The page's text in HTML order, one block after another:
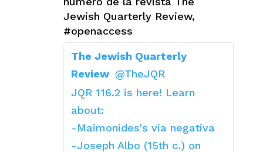
Jewish Quarterly Review,
#openaccess
The Jewish Quarterly
Review @TheJQR
JQR 116.2 is here! Learn
about:
-Maimonides's via negativa
-Joseph Albo (15th c.) on